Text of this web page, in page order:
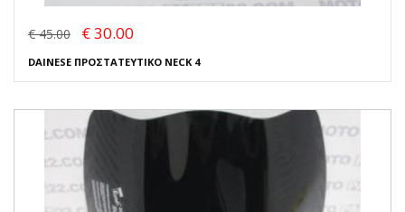
€ 45.00 € 30.00
DAINESE ΠΡΟΣΤΑΤΕΥΤΙΚΟ NECK 4